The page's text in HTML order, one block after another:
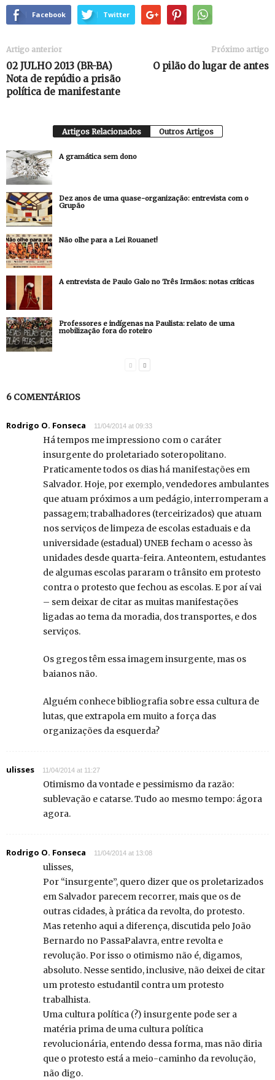
Facebook Twitter
Artigo anterior
02 JULHO 2013 (BR-BA)
Nota de repúdio a prisão
política de manifestante
Próximo artigo
O pilão do lugar de antes
Artigos Relacionados Outros Artigos
A gramática sem dono
Dez anos de uma quase-organização: entrevista com o
Grupão
Não olhe para a Lei Rouanet!
A entrevista de Paulo Galo no Três Irmãos: notas críticas
Professores e indígenas na Paulista: relato de uma
mobilização fora do roteiro
6 COMENTÁRIOS
Rodrigo O. Fonseca 11/04/2014 at 09:33
Há tempos me impressiono com o caráter
insurgente do proletariado soteropolitano.
Praticamente todos os dias há manifestações em
Salvador. Hoje, por exemplo, vendedores ambulantes
que atuam próximos a um pedágio, interromperam a
passagem; trabalhadores (terceirizados) que atuam
nos serviços de limpeza de escolas estaduais e da
universidade (estadual) UNEB fecham o acesso às
unidades desde quarta-feira. Anteontem, estudantes
de algumas escolas pararam o trânsito em protesto
contra o protesto que fechou as escolas. E por aí vai
– sem deixar de citar as muitas manifestações
ligadas ao tema da moradia, dos transportes, e dos
serviços.
Os gregos têm essa imagem insurgente, mas os
baianos não.
Alguém conhece bibliografia sobre essa cultura de
lutas, que extrapola em muito a força das
organizações da esquerda?
ulisses 11/04/2014 at 11:27
Otimismo da vontade e pessimismo da razão:
sublevação e catarse. Tudo ao mesmo tempo: ágora
agora.
Rodrigo O. Fonseca 11/04/2014 at 13:08
ulisses,
Por “insurgente”, quero dizer que os proletarizados
em Salvador parecem recorrer, mais que os de
outras cidades, à prática da revolta, do protesto.
Mas retenho aqui a diferença, discutida pelo João
Bernardo no PassaPalavra, entre revolta e
revolução. Por isso o otimismo não é, digamos,
absoluto. Nesse sentido, inclusive, não deixei de citar
um protesto estudantil contra um protesto
trabalhista.
Uma cultura política (?) insurgente pode ser a
matéria prima de uma cultura política
revolucionária, entendo dessa forma, mas não diria
que o protesto está a meio-caminho da revolução,
não digo.